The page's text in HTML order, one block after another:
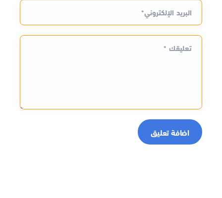
البريد الإلكتروني*
تعليقك *
اضافة تعليق